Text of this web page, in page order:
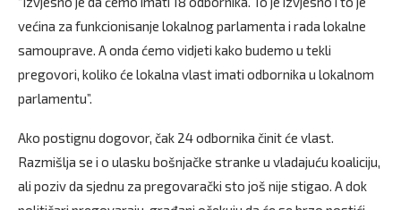
većina za funkcionisanje lokalnog parlamenta i rada lokalne
samouprave. A onda ćemo vidjeti kako budemo u tekli
pregovori, koliko će lokalna vlast imati odbornika u lokalnom
parlamentu”.
Ako postignu dogovor, čak 24 odbornika činit će vlast.
Razmišlja se i o ulasku bošnjačke stranke u vladajuću koaliciju,
ali poziv da sjednu za pregovarački sto još nije stigao. A dok